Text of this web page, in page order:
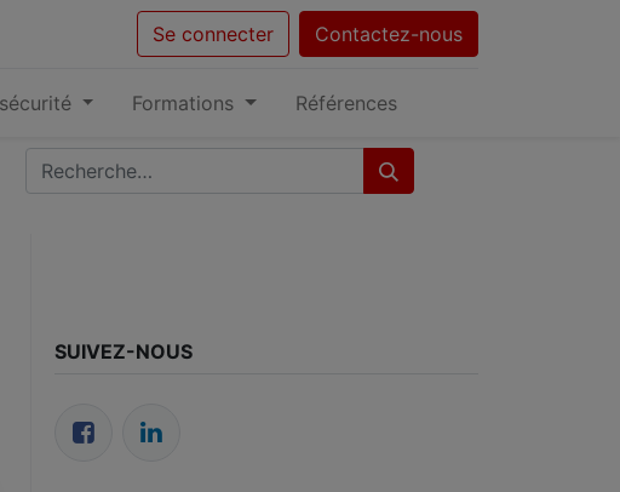
Se connecter Contactez-nous
Formations Références
SUIVEZ-NOUS